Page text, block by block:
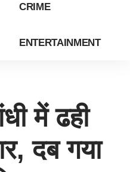
CRIME
ENTERTAINMENT
में ढही
दब गया